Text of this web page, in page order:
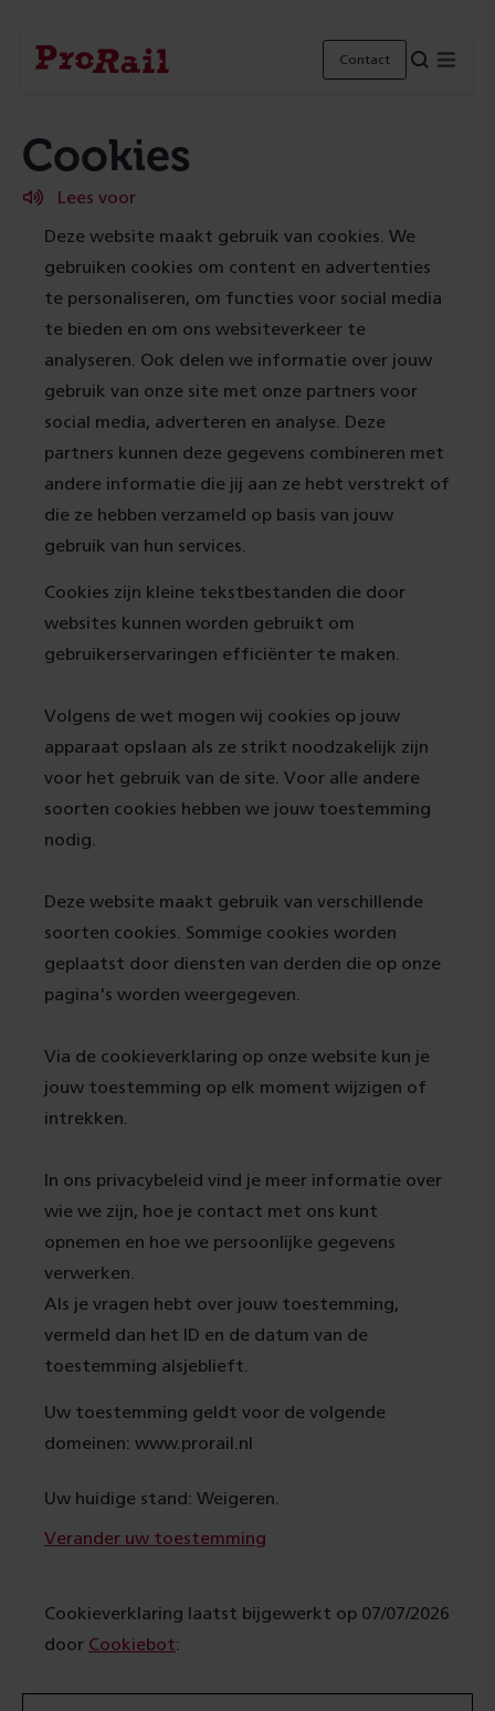
Navigatie
Homepage Contact
Cookies
Lees voor
Deze website maakt gebruik van cookies. We
gebruiken cookies om content en advertenties
te personaliseren, om functies voor social media
te bieden en om ons websiteverkeer te
analyseren. Ook delen we informatie over jouw
gebruik van onze site met onze partners voor
social media, adverteren en analyse. Deze
partners kunnen deze gegevens combineren met
andere informatie die jij aan ze hebt verstrekt of
die ze hebben verzameld op basis van jouw
gebruik van hun services.
Cookies zijn kleine tekstbestanden die door
websites kunnen worden gebruikt om
gebruikerservaringen efficiënter te maken.
Volgens de wet mogen wij cookies op jouw
apparaat opslaan als ze strikt noodzakelijk zijn
voor het gebruik van de site. Voor alle andere
soorten cookies hebben we jouw toestemming
nodig.
Deze website maakt gebruik van verschillende
soorten cookies. Sommige cookies worden
geplaatst door diensten van derden die op onze
pagina's worden weergegeven.
Via de cookieverklaring op onze website kun je
jouw toestemming op elk moment wijzigen of
intrekken.
In ons privacybeleid vind je meer informatie over
wie we zijn, hoe je contact met ons kunt
opnemen en hoe we persoonlijke gegevens
verwerken.
Als je vragen hebt over jouw toestemming,
vermeld dan het ID en de datum van de
toestemming alsjeblieft.
Uw toestemming geldt voor de volgende
domeinen: www.prorail.nl
Uw huidige stand: Weigeren.
Verander uw toestemming
Cookieverklaring laatst bijgewerkt op 07/07/2026
door Cookiebot: